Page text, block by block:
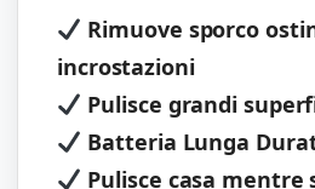
Rimuove sporco
incrostazioni
Pulisce grandi
Batteria Lunga
Pulisce casa mentre